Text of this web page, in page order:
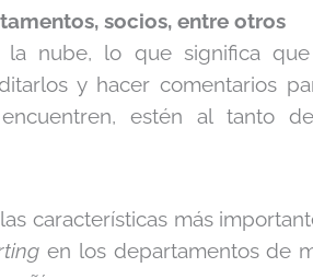
socios, entre otros
la nube, lo que significa
y hacer comentarios
estén al tanto
características más
en los departamentos de